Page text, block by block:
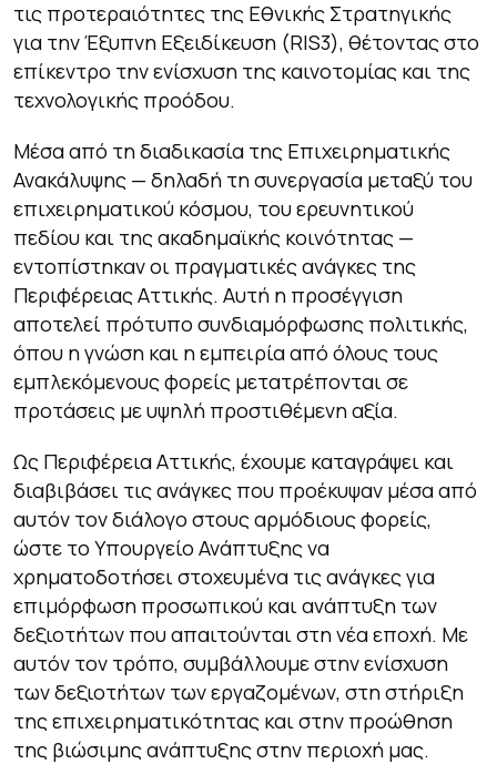
τις προτεραιότητες της Εθνικής Στρατηγικής
για την Έξυπνη Εξειδίκευση (RIS3), θέτοντας στο
επίκεντρο την ενίσχυση της καινοτομίας και της
τεχνολογικής προόδου.
Μέσα από τη διαδικασία της Επιχειρηματικής
Ανακάλυψης — δηλαδή τη συνεργασία μεταξύ του
επιχειρηματικού κόσμου, του ερευνητικού
πεδίου και της ακαδημαϊκής κοινότητας —
εντοπίστηκαν οι πραγματικές ανάγκες της
Περιφέρειας Αττικής. Αυτή η προσέγγιση
αποτελεί πρότυπο συνδιαμόρφωσης πολιτικής,
όπου η γνώση και η εμπειρία από όλους τους
εμπλεκόμενους φορείς μετατρέπονται σε
προτάσεις με υψηλή προστιθέμενη αξία.
Ως Περιφέρεια Αττικής, έχουμε καταγράψει και
διαβιβάσει τις ανάγκες που προέκυψαν μέσα από
αυτόν τον διάλογο στους αρμόδιους φορείς,
ώστε το Υπουργείο Ανάπτυξης να
χρηματοδοτήσει στοχευμένα τις ανάγκες για
επιμόρφωση προσωπικού και ανάπτυξη των
δεξιοτήτων που απαιτούνται στη νέα εποχή. Με
αυτόν τον τρόπο, συμβάλλουμε στην ενίσχυση
των δεξιοτήτων των εργαζομένων, στη στήριξη
της επιχειρηματικότητας και στην προώθηση
της βιώσιμης ανάπτυξης στην περιοχή μας.